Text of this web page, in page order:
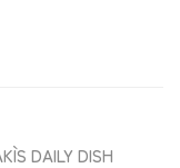
DAILY DISH